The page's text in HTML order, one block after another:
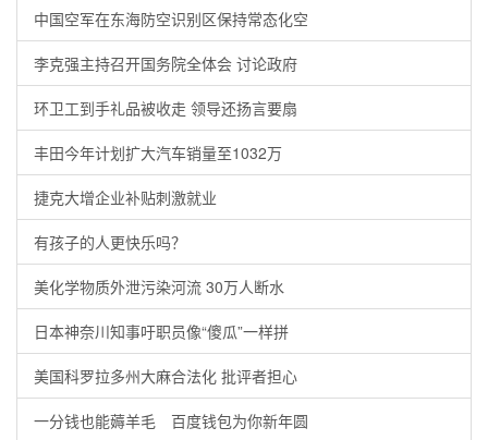
中国空军在东海防空识别区保持常态化空
李克强主持召开国务院全体会 讨论政府
环卫工到手礼品被收走 领导还扬言要扇
丰田今年计划扩大汽车销量至1032万
捷克大增企业补贴刺激就业
有孩子的人更快乐吗？
美化学物质外泄污染河流 30万人断水
日本神奈川知事吁职员像“傻瓜”一样拼
美国科罗拉多州大麻合法化 批评者担心
一分钱也能薅羊毛 百度钱包为你新年圆